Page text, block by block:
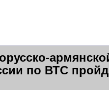
по ВТС